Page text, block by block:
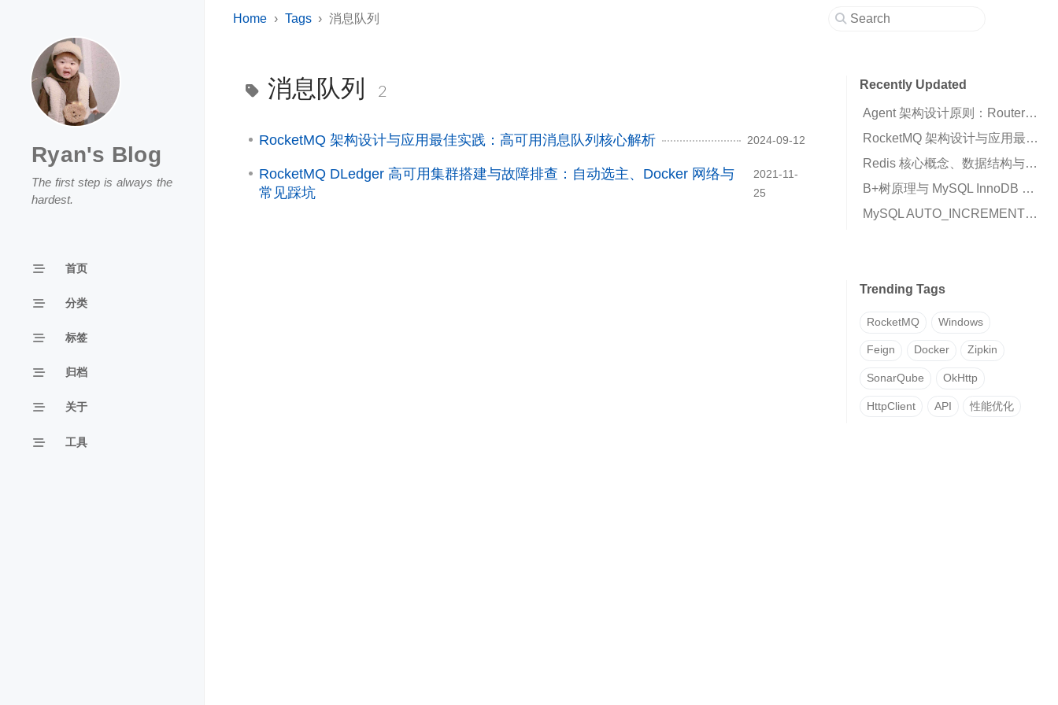
Ryan's Blog
The first step is always the
hardest.
首页
分类
标签
归档
关于
工具
Home Tags 消息队列
消息队列 2
RocketMQ 架构设计与应用最佳实践：高可用消息队列核心解析 2024-09-12
RocketMQ DLedger 高可用集群搭建与故障排查：自动选主、Docker 网络与
常见踩坑
2021-11-
25
Recently Updated
Agent 架构设计原则：Router、Runtime 与 Business Script 的职责划分
RocketMQ 架构设计与应用最佳实践：高可用消息队列核心解析
Redis 核心概念、数据结构与高可用架构详解
B+树原理与 MySQL InnoDB 索引机制解析
MySQL AUTO_INCREMENT 插入 0 变成自增值的原因与解决方案
Trending Tags
RocketMQ Windows
Feign Docker Zipkin
SonarQube OkHttp
HttpClient API 性能优化